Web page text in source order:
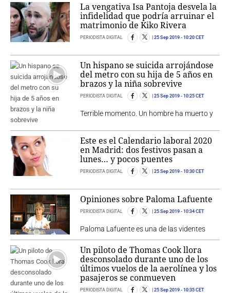
La vengativa Isa Pantoja desvela la
infidelidad que podría arruinar el
matrimonio de Kiko Rivera
PERIODISTA DIGITAL 25 Sep 2019 - 10:20 CET
Un hispano se suicida arrojándose
del metro con su hija de 5 años en
brazos y la niña sobrevive
PERIODISTA DIGITAL 25 Sep 2019 - 10:25 CET
Terrible momento. Un hombre ha muerto y
Este es el Calendario laboral 2020
en Madrid: dos festivos pasan a
lunes… y pocos puentes
PERIODISTA DIGITAL 25 Sep 2019 - 10:30 CET
Opiniones sobre Paloma Lafuente
PERIODISTA DIGITAL 25 Sep 2019 - 10:34 CET
Paloma Lafuente es una de las videntes
Un piloto de Thomas Cook llora
desconsolado durante uno de los
últimos vuelos de la aerolínea y los
pasajeros se conmueven
PERIODISTA DIGITAL 25 Sep 2019 - 10:35 CET